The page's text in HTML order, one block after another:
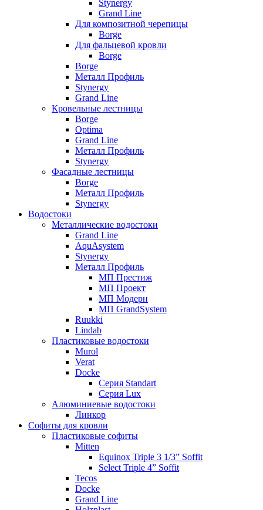
Stynergy
Grand Line
Для композитной черепицы
Borge
Для фальцевой кровли
Borge
Borge
Металл Профиль
Stynergy
Grand Line
Кровельные лестницы
Borge
Optima
Grand Line
Металл Профиль
Stynergy
Фасадные лестницы
Borge
Металл Профиль
Stynergy
Водостоки
Металлические водостоки
Grand Line
AquAsystem
Stynergy
Металл Профиль
МП Престиж
МП Проект
МП Модерн
МП GrandSystem
Ruukki
Lindab
Пластиковые водостоки
Murol
Verat
Docke
Серия Standart
Серия Lux
Алюминиевые водостоки
Линкор
Софиты для кровли
Пластиковые софиты
Mitten
Equinox Triple 3 1/3” Soffit
Select Triple 4” Soffit
Tecos
Docke
Grand Line